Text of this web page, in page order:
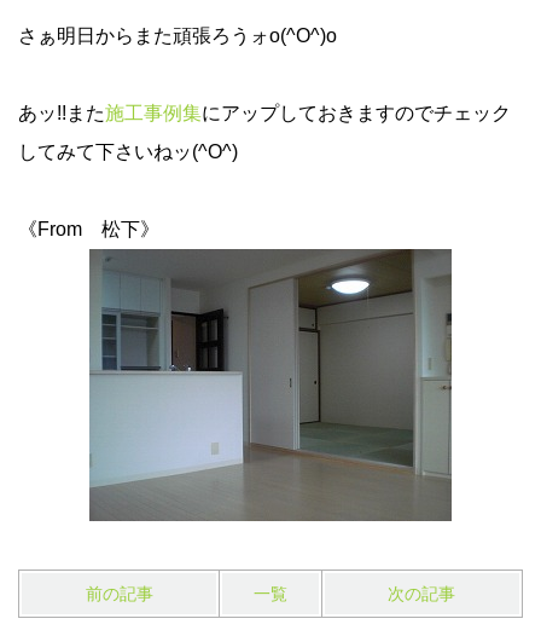
さぁ明日からまた頑張ろうォo(^O^)o
あッ!!また施工事例集にアップしておきますのでチェック
してみて下さいねッ(^O^)
《From 松下》
前の記事 一覧 次の記事